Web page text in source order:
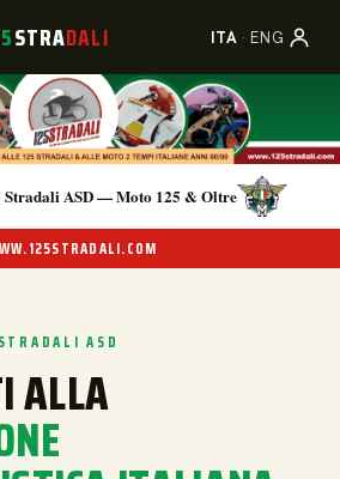
STRADALI ITA · ENG
Stradali ASD — Moto 125 & Oltre
ASD
ALLA